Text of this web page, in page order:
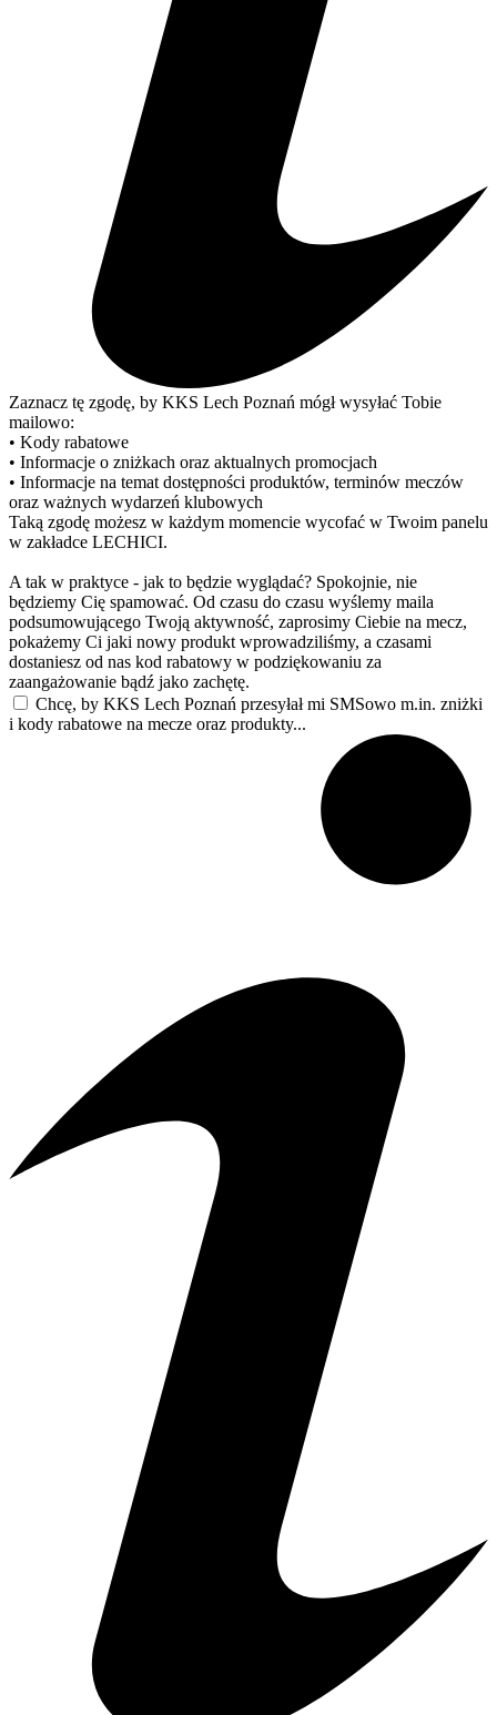
Zaznacz tę zgodę, by KKS Lech Poznań mógł wysyłać Tobie
mailowo:
• Kody rabatowe
• Informacje o zniżkach oraz aktualnych promocjach
• Informacje na temat dostępności produktów, terminów meczów
oraz ważnych wydarzeń klubowych
Taką zgodę możesz w każdym momencie wycofać w Twoim panelu
w zakładce LECHICI.
A tak w praktyce - jak to będzie wyglądać? Spokojnie, nie
będziemy Cię spamować. Od czasu do czasu wyślemy maila
podsumowującego Twoją aktywność, zaprosimy Ciebie na mecz,
pokażemy Ci jaki nowy produkt wprowadziliśmy, a czasami
dostaniesz od nas kod rabatowy w podziękowaniu za
zaangażowanie bądź jako zachętę.
Chcę, by KKS Lech Poznań przesyłał mi SMSowo m.in. zniżki
i kody rabatowe na mecze oraz produkty...